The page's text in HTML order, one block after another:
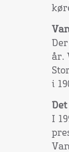
år.
i
I